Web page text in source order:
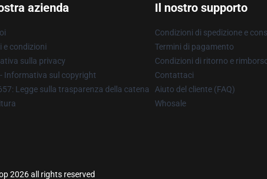
azienda
e condizioni
sulla privacy
- Informativa sul copyright
Legge sulla trasparenza della catena
Il nostro supporto
Condizioni di spedizione e
Termini di pagamento
Condizioni di ritorno e
Contattaci
Aiuto del cliente (FAQ)
Whosale
2026 all rights reserved